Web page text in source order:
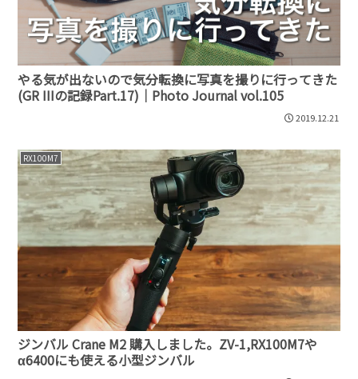
やる気が出ないので気分転換に写真を撮りに行ってきた
(GR IIIの記録Part.17)｜Photo Journal vol.105
2019.12.21
RX100M7
ジンバル Crane M2 購入しました。ZV-1,RX100M7や
α6400にも使える小型ジンバル